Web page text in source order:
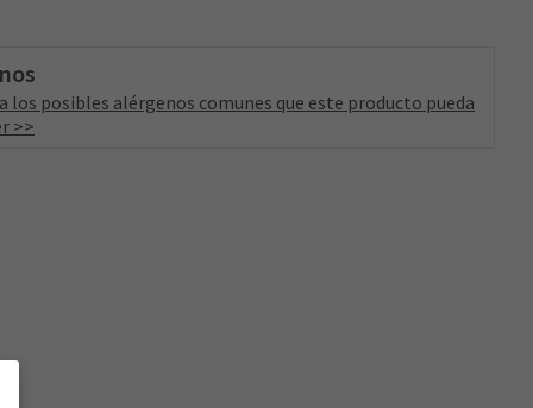
los posibles alérgenos comunes que este producto pueda
>>